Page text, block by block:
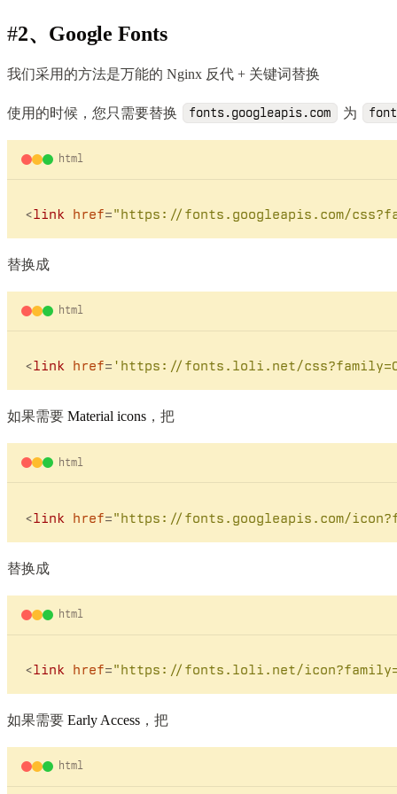
#2、Google Fonts
我们采用的方法是万能的 Nginx 反代 + 关键词替换
使用的时候，您只需要替换 fonts.googleapis.com 为
html
<link href="https://fonts.googleapis.com/
替换成
html
<link href= 'https://fonts.loli.net/
如果需要 Material icons ，把
html
<link href="https://fonts.googleapis.com/
替换成
html
<link href="https://fonts.loli.net/
如果需要 Early Access ，把
html